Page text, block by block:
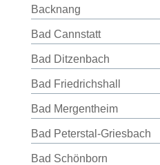
Backnang
Bad Cannstatt
Bad Ditzenbach
Bad Friedrichshall
Bad Mergentheim
Bad Peterstal-Griesbach
Bad Schönborn